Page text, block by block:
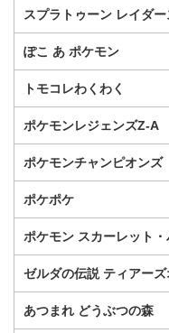
スプラトゥーン レイダー
ぽこ あ ポケモン
トモコレわくわく
ポケモンレジェンズZ-A
ポケモンチャンピオンズ
ポケポケ
ポケモン スカーレット
ゼルダの伝説 ティアー
あつまれ どうぶつの森